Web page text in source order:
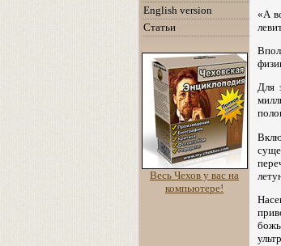
English version
Статьи
Весь Чехов у вас на
компьютере!
«А
Для